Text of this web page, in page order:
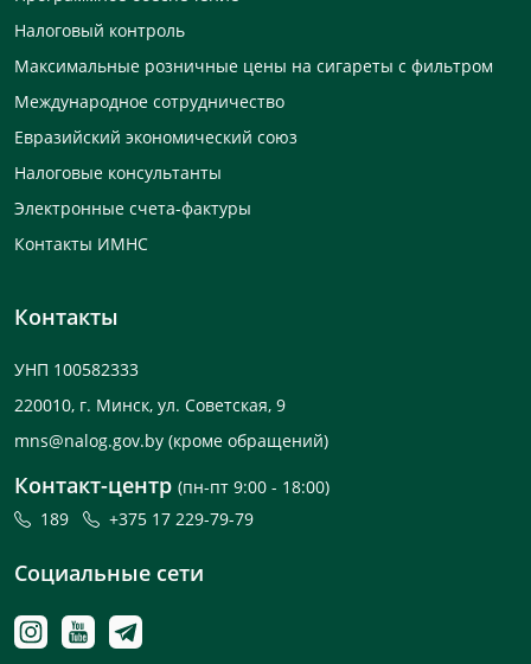
Налоговый контроль
Максимальные розничные цены на сигареты с фильтром
Международное сотрудничество
Евразийский экономический союз
Налоговые консультанты
Электронные счета-фактуры
Контакты ИМНС
Контакты
УНП 100582333
220010, г. Минск, ул. Советская, 9
mns@nalog.gov.by (кроме обращений)
Контакт-центр (пн-пт 9:00 - 18:00)
189
+375 17 229-79-79
Социальные сети